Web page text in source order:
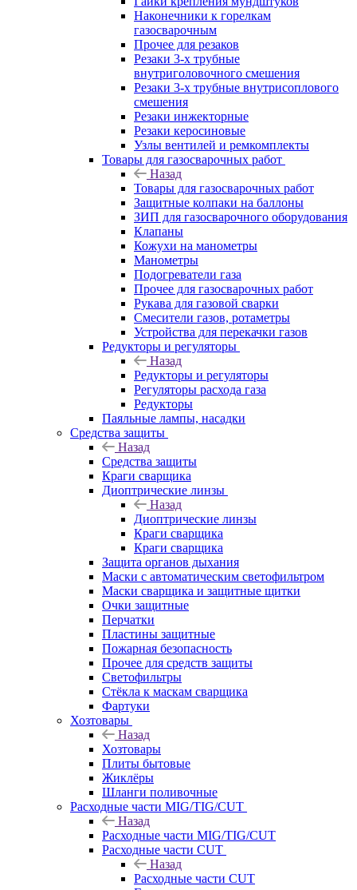
Наконечники к горелкам
газосварочным
Прочее для резаков
Резаки 3-х трубные
внутриголовочного смешения
Резаки 3-х трубные внутрисоплового
смешения
Резаки инжекторные
Резаки керосиновые
Узлы вентилей и ремкомплекты
Товары для газосварочных работ
Назад
Товары для газосварочных работ
Защитные колпаки на баллоны
ЗИП для газосварочного оборудования
Клапаны
Кожухи на манометры
Манометры
Подогреватели газа
Прочее для газосварочных работ
Рукава для газовой сварки
Смесители газов, ротаметры
Устройства для перекачки газов
Редукторы и регуляторы
Назад
Редукторы и регуляторы
Регуляторы расхода газа
Редукторы
Паяльные лампы, насадки
Средства защиты
Назад
Средства защиты
Краги сварщика
Диоптрические линзы
Назад
Диоптрические линзы
Краги сварщика
Краги сварщика
Защита органов дыхания
Маски с автоматическим светофильтром
Маски сварщика и защитные щитки
Очки защитные
Перчатки
Пластины защитные
Пожарная безопасность
Прочее для средств защиты
Светофильтры
Стёкла к маскам сварщика
Фартуки
Хозтовары
Назад
Хозтовары
Плиты бытовые
Жиклёры
Шланги поливочные
Расходные части MIG/TIG/CUT
Назад
Расходные части MIG/TIG/CUT
Расходные части CUT
Назад
Расходные части CUT